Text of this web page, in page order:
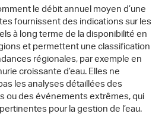
le débit annuel moyen d’une
fournissent des indications sur les
à long terme de la disponibilité en
et permettent une classification
régionales, par exemple en
croissante d’eau. Elles ne
les analyses détaillées des
ou des événements extrêmes, qui
pour la gestion de l’eau.